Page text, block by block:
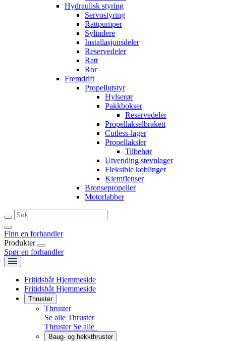
Hydraulisk styring
Servostyring
Rattpumper
Sylindere
Installasjonsdeler
Reservedeler
Ratt
Ror
Fremdrift
Propellutstyr
Hylserør
Pakkbokser
Reservedeler
Propellakselbrakett
Cutless-lager
Propellaksler
Tilbehør
Utvending stevnlager
Fleksible koblinger
Klemflenser
Bronsepropeller
Motorlabber
Finn en forhandler
Produkter
Spør en forhandler
Fritidsbåt Hjemmeside
Fritidsbåt Hjemmeside
Thruster
Thruster
Se alle Thruster
Thruster Se alle
Baug- og hekkthruster